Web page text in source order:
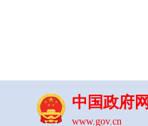
中国政府网
www.gov.cn